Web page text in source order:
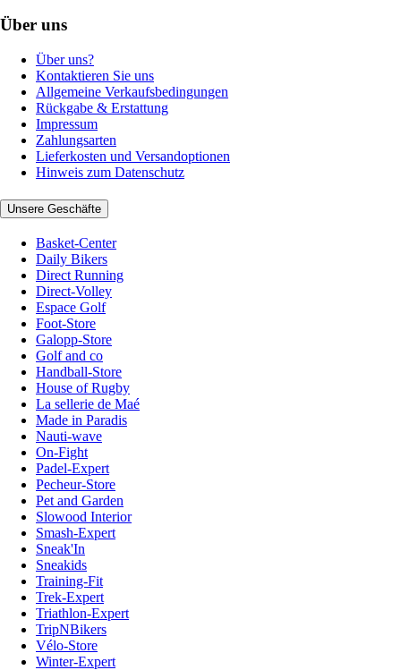
Über uns
Über uns?
Kontaktieren Sie uns
Allgemeine Verkaufsbedingungen
Rückgabe & Erstattung
Impressum
Zahlungsarten
Lieferkosten und Versandoptionen
Hinweis zum Datenschutz
Unsere Geschäfte
Basket-Center
Daily Bikers
Direct Running
Direct-Volley
Espace Golf
Foot-Store
Galopp-Store
Golf and co
Handball-Store
House of Rugby
La sellerie de Maé
Made in Paradis
Nauti-wave
On-Fight
Padel-Expert
Pecheur-Store
Pet and Garden
Slowood Interior
Smash-Expert
Sneak'In
Sneakids
Training-Fit
Trek-Expert
Triathlon-Expert
TripNBikers
Vélo-Store
Winter-Expert